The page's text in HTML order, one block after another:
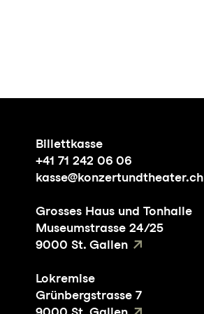
Billettkasse
+41 71 242 06 06
kasse@konzertundtheater.ch
Grosses Haus und Tonhalle
Museumstrasse 24/25
9000 St. Gallen
Lokremise
Grünbergstrasse 7